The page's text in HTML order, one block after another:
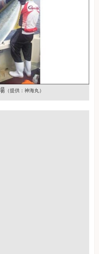
（提供：神海丸）